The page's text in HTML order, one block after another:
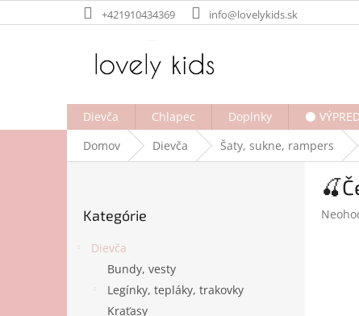
na
+421910434369 info@lovelykids.sk
Dievča Chlapec Doplnky ⚫
Domov
Dievča Šaty, sukne, rampers
kategórie
Kategórie
Dievča
Bundy, vesty
Legínky, tepláky, trakovky
Kraťasy